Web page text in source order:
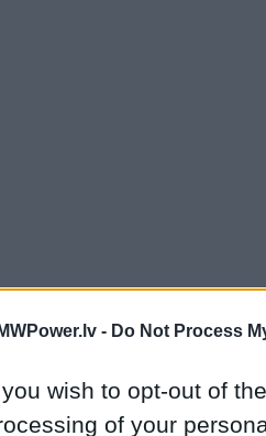
- Do Not Process
wish to opt-out of
of your